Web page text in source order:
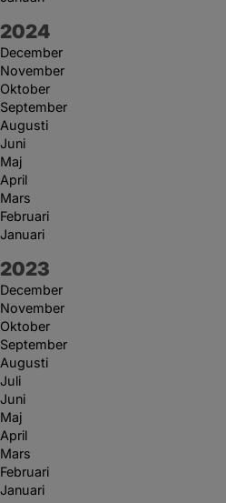
År:
2024
December
November
Oktober
September
Augusti
Juni
Maj
April
Mars
Februari
Januari
År:
2023
December
November
Oktober
September
Augusti
Juli
Juni
Maj
April
Mars
Februari
Januari